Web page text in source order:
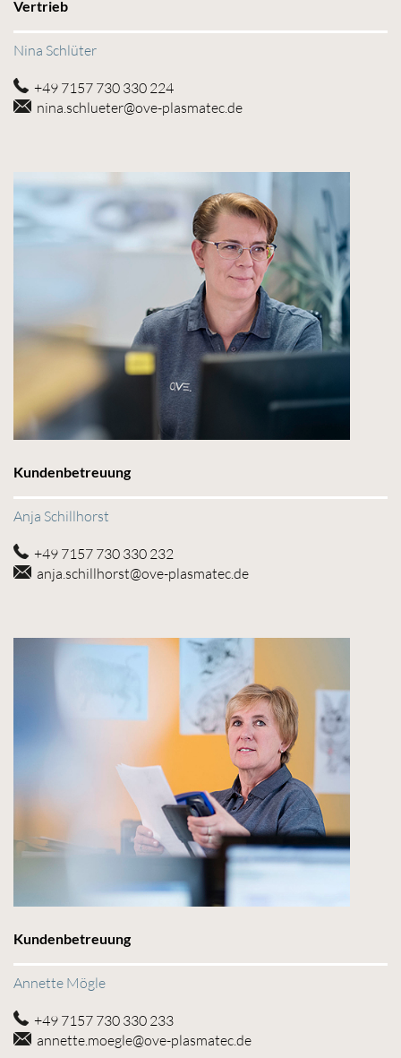
Vertrieb
Nina Schlüter
+49 7157 730 330 224
nina.schlueter@ove-plasmatec.de
Kundenbetreuung
Anja Schillhorst
+49 7157 730 330 232
anja.schillhorst@ove-plasmatec.de
Kundenbetreuung
Annette Mögle
+49 7157 730 330 233
annette.moegle@ove-plasmatec.de